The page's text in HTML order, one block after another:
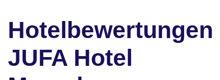
Hotelbewertungen
JUFA Hotel